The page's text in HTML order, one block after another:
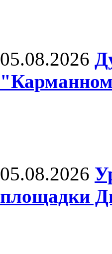
05.08.2026
05.08.2026
площадки